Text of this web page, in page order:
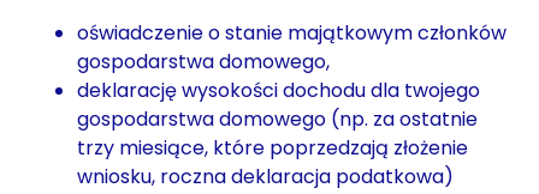
oświadczenie o stanie majątkowym członków
gospodarstwa domowego,
deklarację wysokości dochodu dla twojego
gospodarstwa domowego (np. za ostatnie
trzy miesiące, które poprzedzają złożenie
wniosku, roczna deklaracja podatkowa)